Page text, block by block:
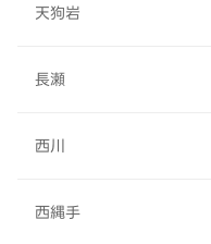
天狗岩
長瀬
西川
西縄手